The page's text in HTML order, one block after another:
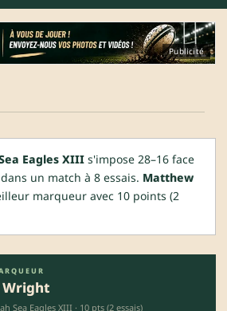
Publicité
Eagles XIII s'impose 28–16 face
un match à 8 essais. Matthew
marqueur avec 10 points (2
Sea Eagles XIII · 10 pts (2 essais)